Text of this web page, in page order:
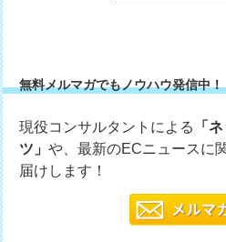
無料メルマガでもノウハウ発信中！
現役コンサルタントによる
「
ツ」や、最新のECニュースに
届けします！